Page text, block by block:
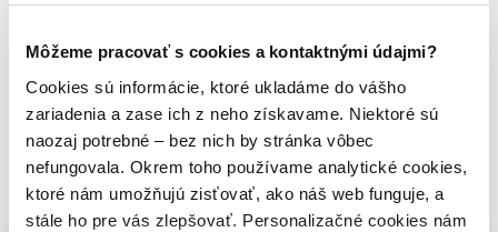
Môžeme pracovať s cookies a kontaktnými údajmi?
Cookies sú informácie, ktoré ukladáme do vášho
zariadenia a zase ich z neho získavame. Niektoré sú
naozaj potrebné – bez nich by stránka vôbec
nefungovala. Okrem toho používame analytické cookies,
ktoré nám umožňujú zisťovať, ako náš web funguje, a
stále ho pre vás zlepšovať. Personalizačné cookies nám
Milión zvieratiek
4,90€
Pospájaj zvieratká Zábavné maľovanie s domácimi zvieratkami
Vybrané pre teba